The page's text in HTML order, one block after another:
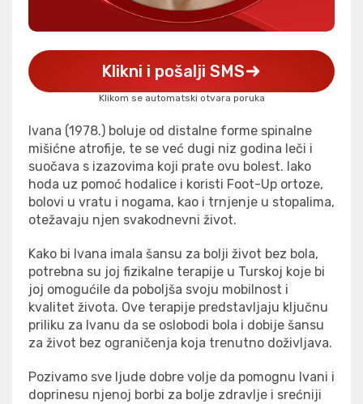
Klikni i pošalji SMS
Klikom se automatski otvara poruka
Ivana (1978.) boluje od distalne forme spinalne
mišićne atrofije, te se već dugi niz godina leči i
suočava s izazovima koji prate ovu bolest. Iako
hoda uz pomoć hodalice i koristi Foot-Up ortoze,
bolovi u vratu i nogama, kao i trnjenje u stopalima,
otežavaju njen svakodnevni život.
Kako bi Ivana imala šansu za bolji život bez bola,
potrebna su joj fizikalne terapije u Turskoj koje bi
joj omogućile da poboljša svoju mobilnost i
kvalitet života. Ove terapije predstavljaju ključnu
priliku za Ivanu da se oslobodi bola i dobije šansu
za život bez ograničenja koja trenutno doživljava.
Pozivamo sve ljude dobre volje da pomognu Ivani i
doprinesu njenoj borbi za bolje zdravlje i srećniji